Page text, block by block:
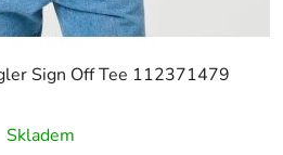
Sign Off Tee 112371479
Skladem